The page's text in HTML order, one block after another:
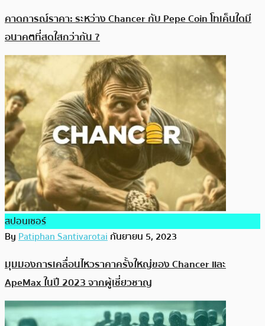
คาดการณ์ราคา: ระหว่าง Chancer กับ Pepe Coin โทเค็นใดมี
อนาคตที่สดใสกว่ากัน ?
สปอนเซอร์
ByPatiphan Santivarotaiกันยายน 5, 2023
มุมมองการเคลื่อนไหวราคาครั้งใหญ่ของ Chancer และ
ApeMax ในปี 2023 จากผู้เชี่ยวชาญ